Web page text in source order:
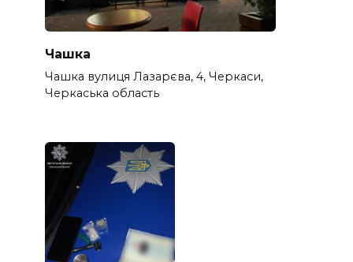
Чашка
Чашка вулиця Лазарєва, 4, Черкаси,
Черкаська область